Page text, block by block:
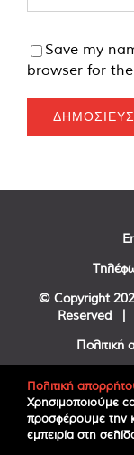
Save my
browser for
© Copyright
Reserved |
Πολιτική
Χρησιμοποιούμε
προσφέρουμε την
εμπειρία στη